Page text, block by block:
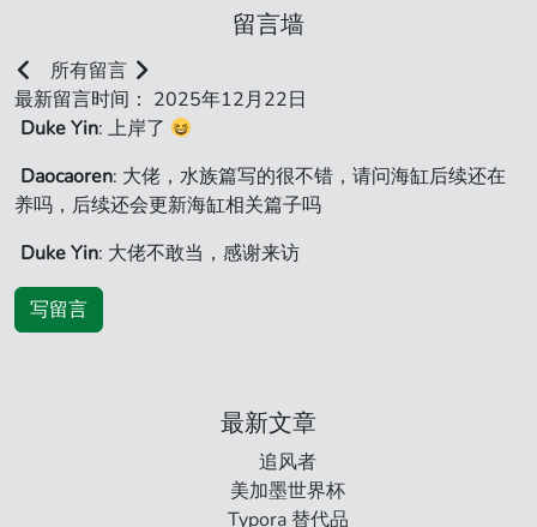
留言墙
所有留言
最新留言时间： 2025年12月22日
Duke Yin: 上岸了
Daocaoren: 大佬，水族篇写的很不错，请问海缸后续还在
养吗，后续还会更新海缸相关篇子吗
Duke Yin: 大佬不敢当，感谢来访
写留言
最新文章
追风者
美加墨世界杯
Typora 替代品